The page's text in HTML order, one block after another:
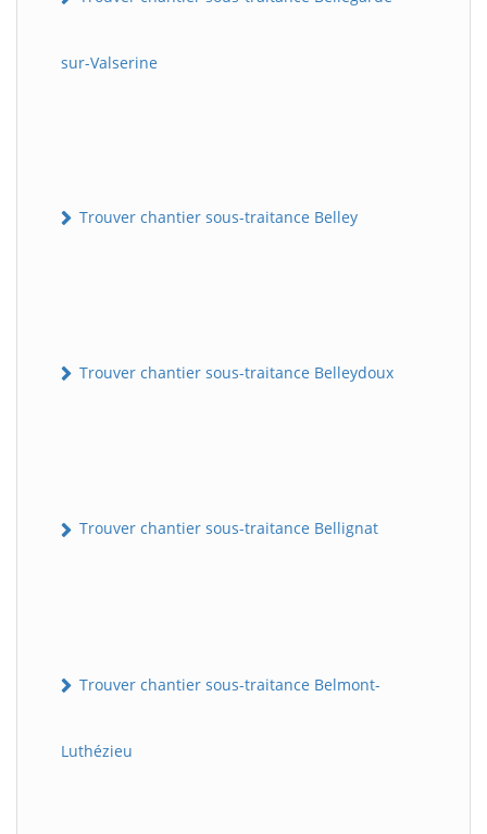
sur-Valserine
Trouver chantier sous-traitance Belley
Trouver chantier sous-traitance Belleydoux
Trouver chantier sous-traitance Bellignat
Trouver chantier sous-traitance Belmont-
Luthézieu